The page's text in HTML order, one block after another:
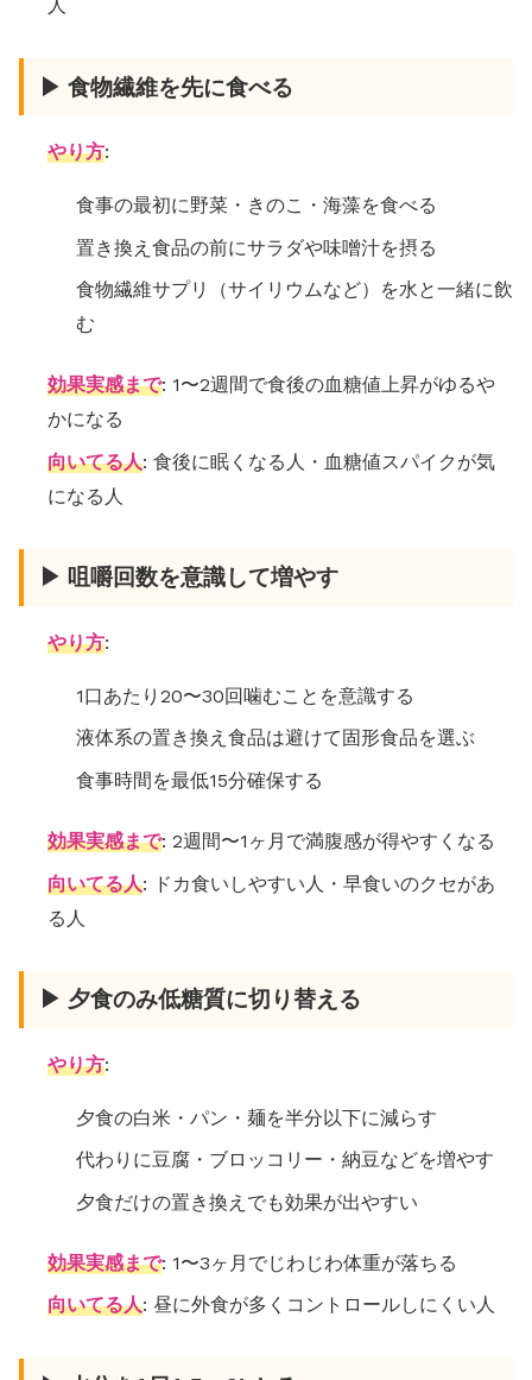
人
▶ 食物繊維を先に食べる
やり方:
食事の最初に野菜・きのこ・海藻を食べる
置き換え食品の前にサラダや味噌汁を摂る
食物繊維サプリ（サイリウムなど）を水と一緒に飲
む
効果実感まで: 1〜2週間で食後の血糖値上昇がゆるや
かになる
向いてる人: 食後に眠くなる人・血糖値スパイクが気
になる人
▶ 咀嚼回数を意識して増やす
やり方:
1口あたり20〜30回噛むことを意識する
液体系の置き換え食品は避けて固形食品を選ぶ
食事時間を最低15分確保する
効果実感まで: 2週間〜1ヶ月で満腹感が得やすくなる
向いてる人: ドカ食いしやすい人・早食いのクセがあ
る人
▶ 夕食のみ低糖質に切り替える
やり方:
夕食の白米・パン・麺を半分以下に減らす
代わりに豆腐・ブロッコリー・納豆などを増やす
夕食だけの置き換えでも効果が出やすい
効果実感まで: 1〜3ヶ月でじわじわ体重が落ちる
向いてる人: 昼に外食が多くコントロールしにくい人